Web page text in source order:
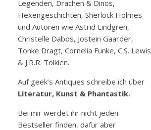
Legenden, Drachen & Dinos,
Hexengeschichten, Sherlock Holmes
und Autoren wie Astrid Lindgren,
Christelle Dabos, Jostein Gaarder,
Tonke Dragt, Cornelia Funke, C.S. Lewis
& J.R.R. Tolkien.
Auf geek’s Antiques schreibe ich über
Literatur, Kunst & Phantastik.
Bei mir werdet ihr nicht jeden
Bestseller finden, dafür aber